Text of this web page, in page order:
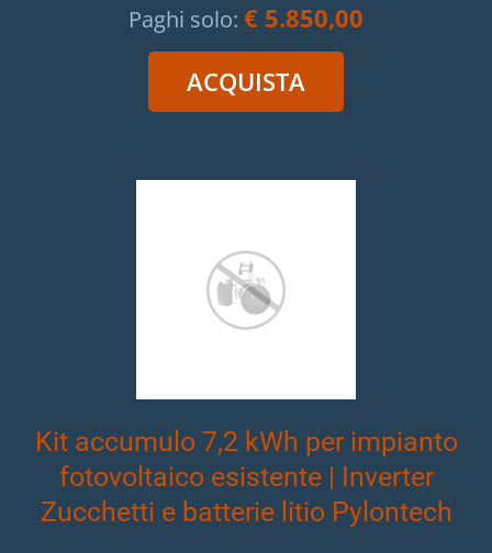
Paghi solo: € 5.850,00
Kit accumulo 7,2 kWh per impianto
fotovoltaico esistente | Inverter
Zucchetti e batterie litio Pylontech